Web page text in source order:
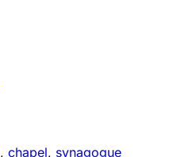
, chapel, synagogue